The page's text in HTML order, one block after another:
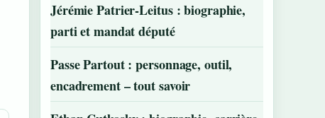
Jérémie Patrier-Leitus : biographie,
parti et mandat député
Passe Partout : personnage, outil,
encadrement – tout savoir